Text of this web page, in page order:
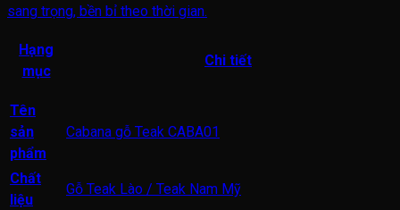
sang trọng, bền bỉ theo thời gian.
Hạng
mục
Chi tiết
Tên
sản
phẩm
Cabana gỗ Teak CABA01
Chất
liệu
Gỗ Teak Lào / Teak Nam Mỹ